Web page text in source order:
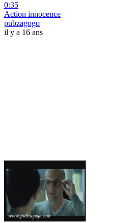
0:35
Action innocence
pubzagogo
il y a 16 ans